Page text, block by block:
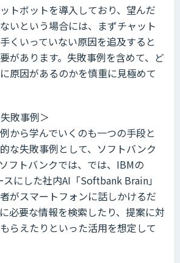
トボットを導入しており、望んだ
いという場合には、まずチャット
くいっていない原因を追及すると
があります。失敗事例を含めて、ど
原因があるのかを慎重に見極めて
敗事例＞
から学んでいくのも一つの手段と
な失敗事例として、ソフトバンク
フトバンクでは、では、IBMの
スにした社内AI「Softbank Brain」
がスマートフォンに話しかけるだ
必要な情報を検索したり、提案に対
らえたりといった活用を想定して